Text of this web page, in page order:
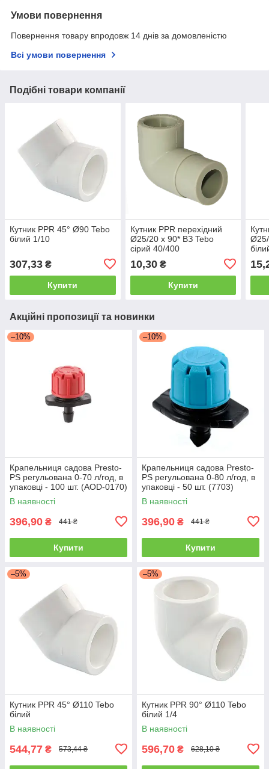
Умови повернення
Повернення товару впродовж 14 днів за домовленістю
Всі умови повернення
Подібні товари компанії
Кутник PPR 45° Ø90 Tebo
білий 1/10
307,33 ₴
Купити
Кутник PPR перехідний
Ø25/20 х 90* ВЗ Tebo
сірий 40/400
10,30₴
Купити
Акційні пропозиції та новинки
–10%
Крапельниця садова Presto-
PS регульована 0-70 л/год, в
упаковці - 100 шт. (AOD-0170)
В наявності
396,90 ₴ 441 ₴
Купити
–10%
Крапельниця садова Presto-
PS регульована 0-80 л/год, в
упаковці - 50 шт. (7703)
В наявності
396,90 ₴ 441 ₴
Купити
–5%
Кутник PPR 45° Ø110 Tebo
білий
В наявності
544,77 ₴ 573,44 ₴
–5%
Кутник PPR 90° Ø110 Tebo
білий 1/4
В наявності
596,70 ₴ 628,10 ₴